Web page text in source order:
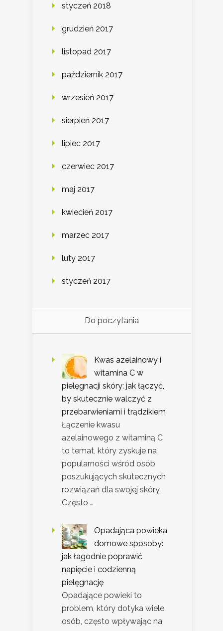
styczeń 2018
grudzień 2017
listopad 2017
październik 2017
wrzesień 2017
sierpień 2017
lipiec 2017
czerwiec 2017
maj 2017
kwiecień 2017
marzec 2017
luty 2017
styczeń 2017
Do poczytania
Kwas azelainowy i
witamina C w
pielęgnacji skóry: jak łączyć,
by skutecznie walczyć z
przebarwieniami i trądzikiem
Łączenie kwasu
azelainowego z witaminą C
to temat, który zyskuje na
popularności wśród osób
poszukujących skutecznych
rozwiązań dla swojej skóry.
Często …
Opadająca powieka
domowe sposoby:
jak łagodnie poprawić
napięcie i codzienną
pielęgnację
Opadające powieki to
problem, który dotyka wiele
osób, często wpływając na